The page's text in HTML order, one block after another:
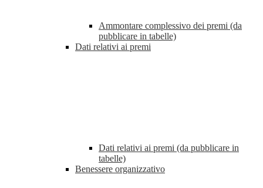
Ammontare complessivo dei premi (da
pubblicare in tabelle)
Dati relativi ai premi
Dati relativi ai premi (da pubblicare in
tabelle)
Benessere organizzativo